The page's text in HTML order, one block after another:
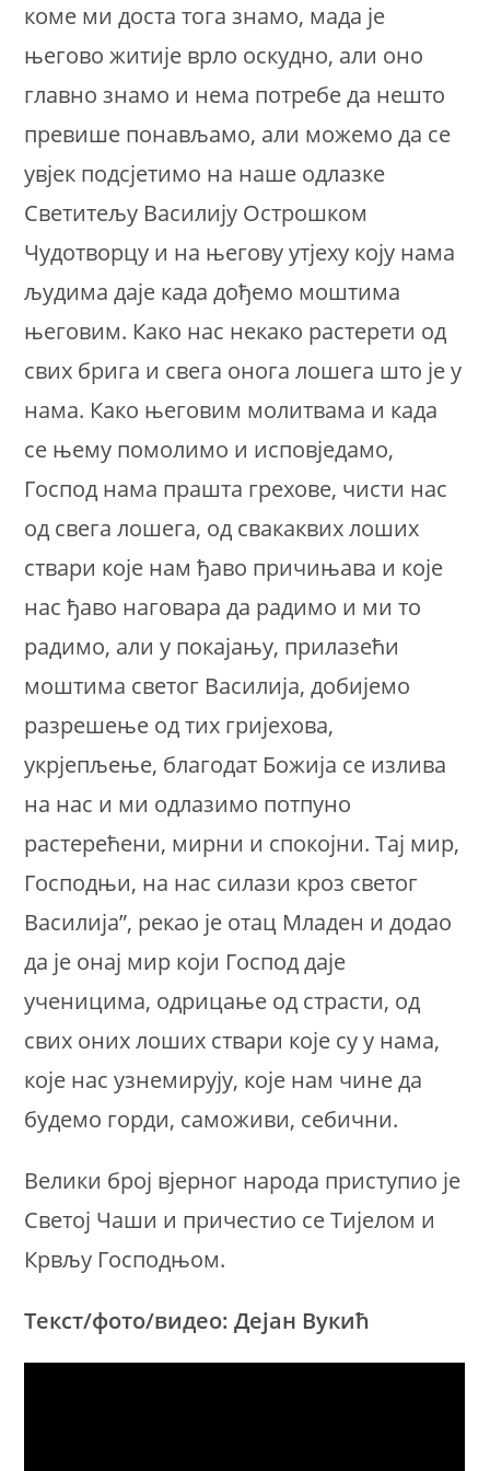
коме ми доста тога знамо, мада је
његово житије врло оскудно, али оно
главно знамо и нема потребе да нешто
превише понављамо, али можемо да се
увјек подсјетимо на наше одлазке
Светитељу Василију Острошком
Чудотворцу и на његову утјеху коју нама
људима даје када дођемо моштима
његовим. Како нас некако растерети од
свих брига и свега онога лошега што је у
нама. Како његовим молитвама и када
се њему помолимо и исповједамо,
Господ нама прашта грехове, чисти нас
од свега лошега, од свакаквих лоших
ствари које нам ђаво причињава и које
нас ђаво наговара да радимо и ми то
радимо, али у покајању, прилазећи
моштима светог Василија, добијемо
разрешење од тих гријехова,
укрјепљење, благодат Божија се излива
на нас и ми одлазимо потпуно
растерећени, мирни и спокојни. Тај мир,
Господњи, на нас силази кроз светог
Василија”, рекао је отац Младен и додао
да је онај мир који Господ даје
ученицима, одрицање од страсти, од
свих оних лоших ствари које су у нама,
које нас узнемирују, које нам чине да
будемо горди, саможиви, себични.
Велики број вјерног народа приступио је
Светој Чаши и причестио се Тијелом и
Крвљу Господњом.
Текст/фото/видео: Дејан Вукић